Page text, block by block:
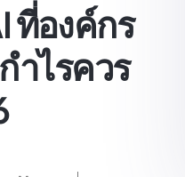
ที่องค์กร
ำไรควร